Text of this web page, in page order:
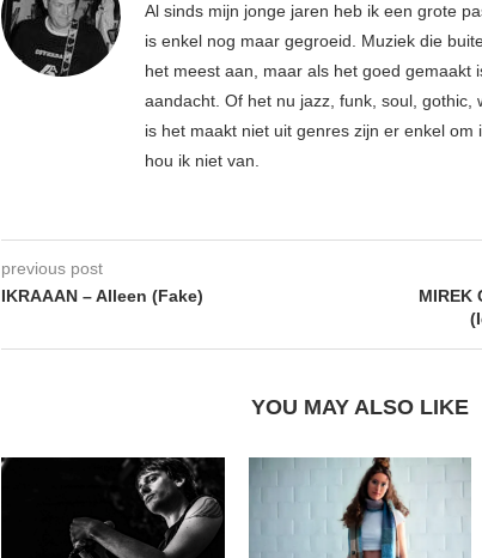
Al sinds mijn jonge jaren heb ik een grote
is enkel nog maar gegroeid. Muziek die
het meest aan, maar als het goed gemaakt
aandacht. Of het nu jazz, funk, soul, gothic,
is het maakt niet uit genres zijn er enkel
hou ik niet van.
previous post
IKRAAAN – Alleen (Fake)
MIREK
YOU MAY ALSO LIKE